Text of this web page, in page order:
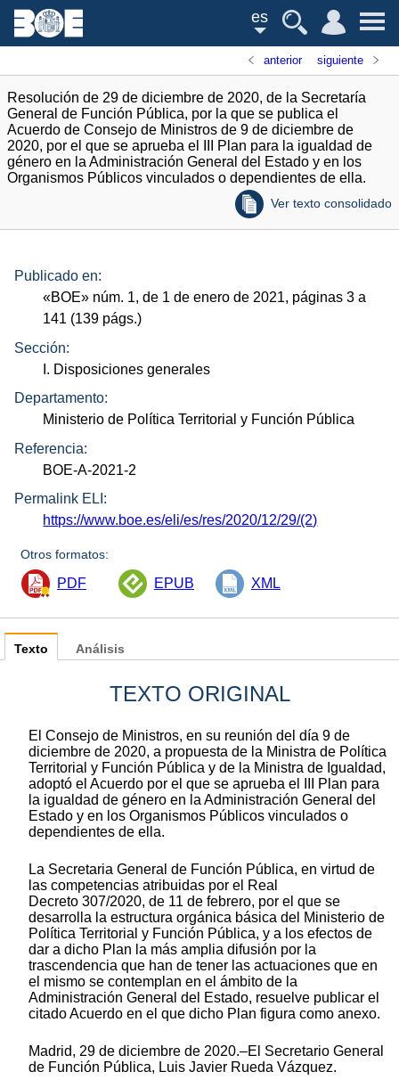
es
anterior siguiente
Resolución de 29 de diciembre de 2020, de la Secretaría
General de Función Pública, por la que se publica el
Acuerdo de Consejo de Ministros de 9 de diciembre de
2020, por el que se aprueba el III Plan para la igualdad de
género en la Administración General del Estado y en los
Organismos Públicos vinculados o dependientes de ella.
Ver texto consolidado
Publicado en:
«BOE» núm. 1, de 1 de enero de 2021, páginas 3 a
141 (139 págs.)
Sección:
I. Disposiciones generales
Departamento:
Ministerio de Política Territorial y Función Pública
Referencia:
BOE-A-2021-2
Permalink ELI:
https://www.boe.es/eli/es/res/2020/12/29/(2)
Otros formatos:
PDF EPUB XML
Texto
TEXTO ORIGINAL
El Consejo de Ministros, en su reunión del día 9 de
diciembre de 2020, a propuesta de la Ministra de Política
Territorial y Función Pública y de la Ministra de Igualdad,
adoptó el Acuerdo por el que se aprueba el III Plan para
la igualdad de género en la Administración General del
Estado y en los Organismos Públicos vinculados o
dependientes de ella.
La Secretaria General de Función Pública, en virtud de
las competencias atribuidas por el Real
Decreto 307/2020, de 11 de febrero, por el que se
desarrolla la estructura orgánica básica del Ministerio de
Política Territorial y Función Pública, y a los efectos de
dar a dicho Plan la más amplia difusión por la
trascendencia que han de tener las actuaciones que en
el mismo se contemplan en el ámbito de la
Administración General del Estado, resuelve publicar el
citado Acuerdo en el que dicho Plan figura como anexo.
Madrid, 29 de diciembre de 2020.‒El Secretario General
de Función Pública, Luis Javier Rueda Vázquez.
Análisis